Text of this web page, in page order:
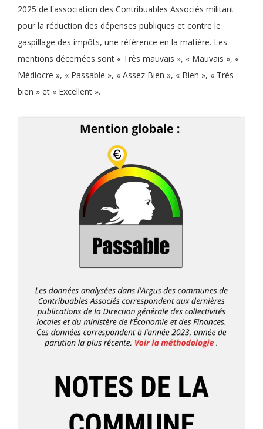
2025 de l'association des Contribuables Associés militant
pour la réduction des dépenses publiques et contre le
gaspillage des impôts, une référence en la matière. Les
mentions décernées sont « Très mauvais », « Mauvais », «
Médiocre », « Passable », « Assez Bien », « Bien », « Très
bien » et « Excellent ».